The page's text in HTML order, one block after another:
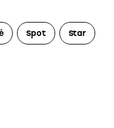
Spot Star